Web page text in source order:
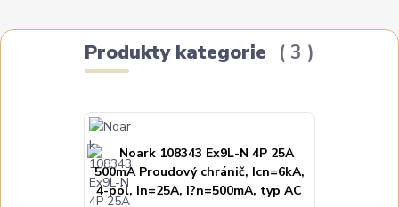
Produkty kategorie 3